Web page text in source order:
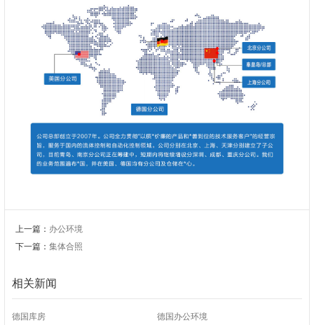
上一篇： 办公环境
下一篇： 集体合照
相关新闻
德国库房 德国办公环境